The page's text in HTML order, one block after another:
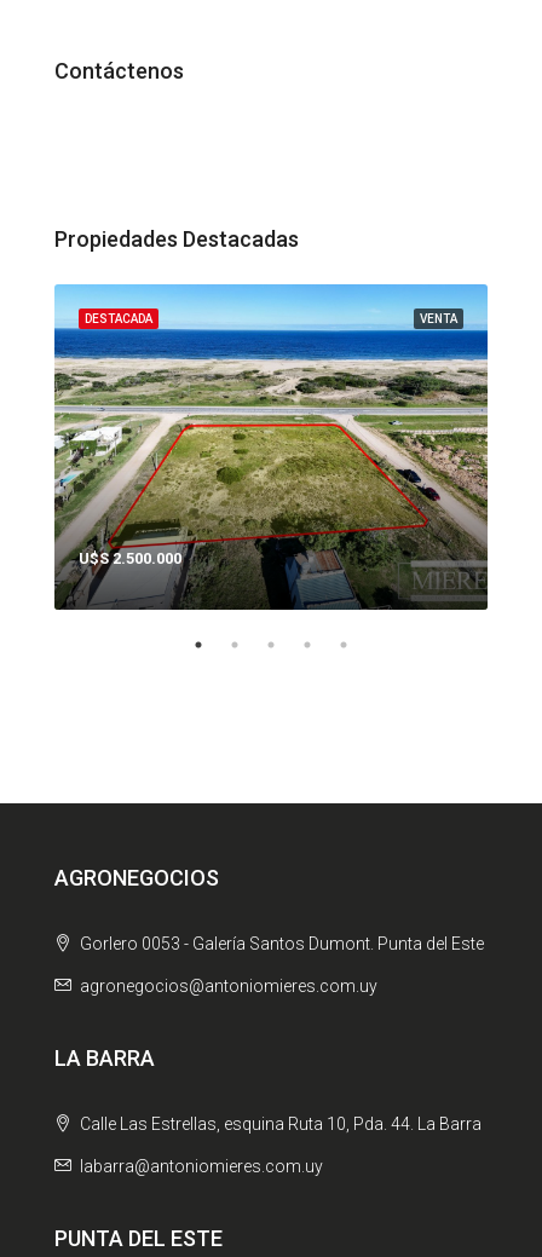
Contáctenos
Propiedades Destacadas
VENTA
DESTACADA
U$S 2.500.000
AGRONEGOCIOS
Gorlero 0053 - Galería Santos Dumont. Punta del Este
agronegocios@antoniomieres.com.uy
LA BARRA
Calle Las Estrellas, esquina Ruta 10, Pda. 44. La Barra
labarra@antoniomieres.com.uy
PUNTA DEL ESTE